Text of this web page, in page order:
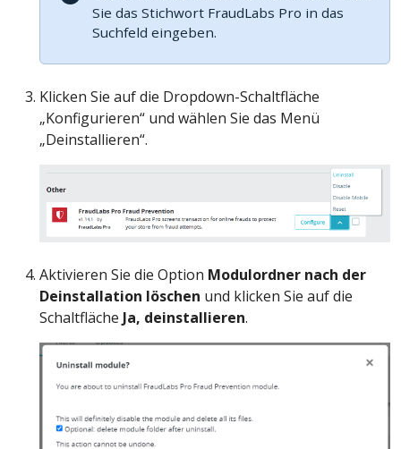
Sie das Stichwort FraudLabs Pro in das
Suchfeld eingeben.
Klicken Sie auf die Dropdown-Schaltfläche
„Konfigurieren“ und wählen Sie das Menü
„Deinstallieren“.
Aktivieren Sie die Option Modulordner nach der
Deinstallation löschen und klicken Sie auf die
Schaltfläche Ja, deinstallieren.